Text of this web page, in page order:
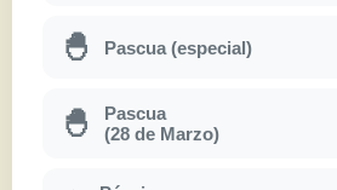
🐣 Pascua (especial)
🐣
Pascua
(28 de Marzo)